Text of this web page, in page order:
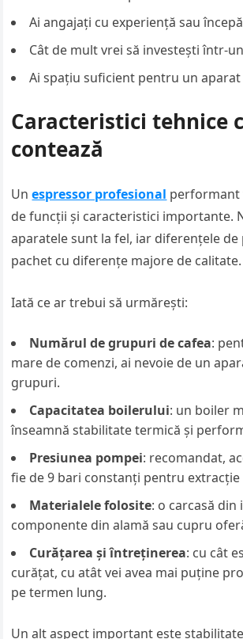
Ai angajați cu experiență sau
Cât de mult vrei să investești într-
Ai spațiu suficient pentru un aparat
Caracteristici tehnice
contează
Unespressor profesional performant
de funcții și caracteristici importante.
aparatele sunt la fel, iar diferențele de
pachet cu diferențe majore de calitate.
Iată ce ar trebui să urmărești:
Numărul de grupuri de cafea:
mare de comenzi, ai nevoie de un
grupuri.
Capacitatea boilerului: un boiler
înseamnă stabilitate termică și
Presiunea pompei: recomandat,
fie de 9 bari constanți pentru
Materialele folosite: o carcasă din
componente din alamă sau cupru
Curățarea și întreținerea: cu cât
curățat, cu atât vei avea mai puține
pe termen lung.
Un alt aspect important este